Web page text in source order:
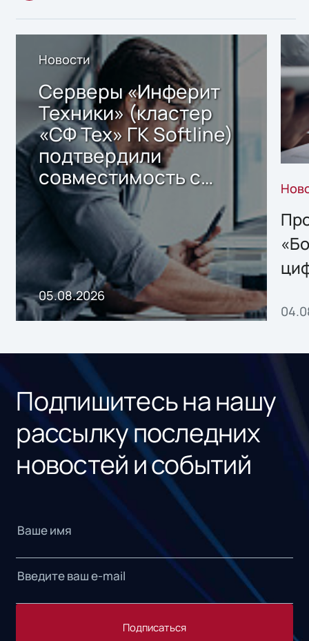
Новости
Серверы «Инферит
Техники» (кластер
«СФ Тех» ГК Softline)
подтвердили
совместимость с
решением Sharx
Storage 2.x для
хранения данных
05.08.2026
Подпишитесь на нашу
рассылку последних
новостей и событий
Подписаться